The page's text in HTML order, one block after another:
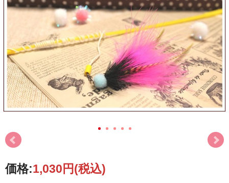
価格:1,030円(税込)